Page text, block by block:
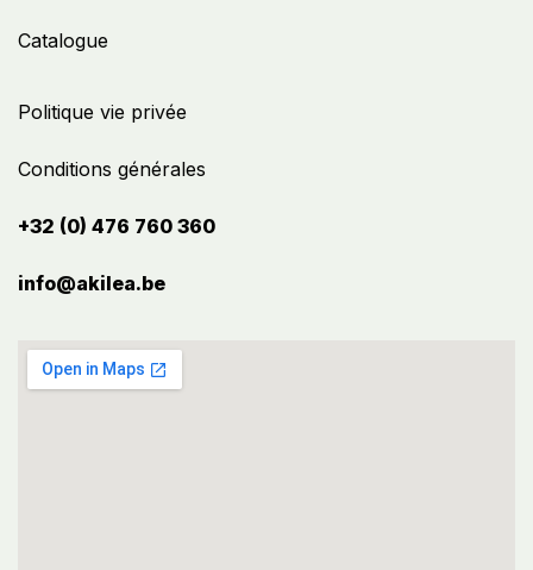
Politique vie privée
Conditions générales
+32 (0) 476 760 360
info@akilea.be​
Catalogue